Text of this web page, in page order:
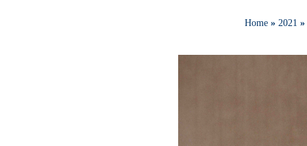
Home » 2021 »